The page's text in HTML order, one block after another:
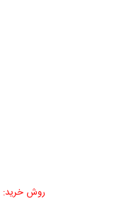
روش خرید: